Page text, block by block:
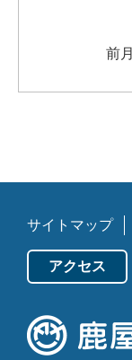
前月
サイトマップ
アクセス